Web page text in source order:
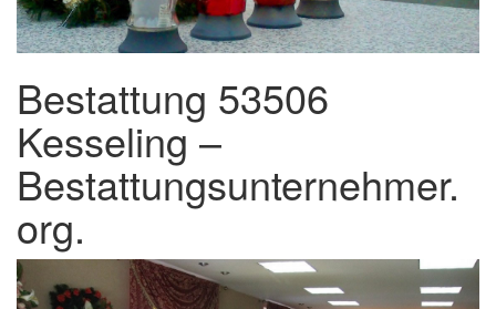
Bestattung 53506
Kesseling –
Bestattungsunternehmer.
org.